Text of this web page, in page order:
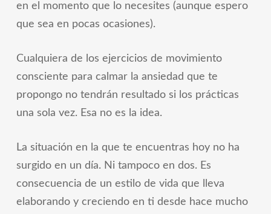
en el momento que lo necesites (aunque espero
que sea en pocas ocasiones).
Cualquiera de los ejercicios de movimiento
consciente para calmar la ansiedad que te
propongo no tendrán resultado si los prácticas
una sola vez. Esa no es la idea.
La situación en la que te encuentras hoy no ha
surgido en un día. Ni tampoco en dos. Es
consecuencia de un estilo de vida que lleva
elaborando y creciendo en ti desde hace mucho